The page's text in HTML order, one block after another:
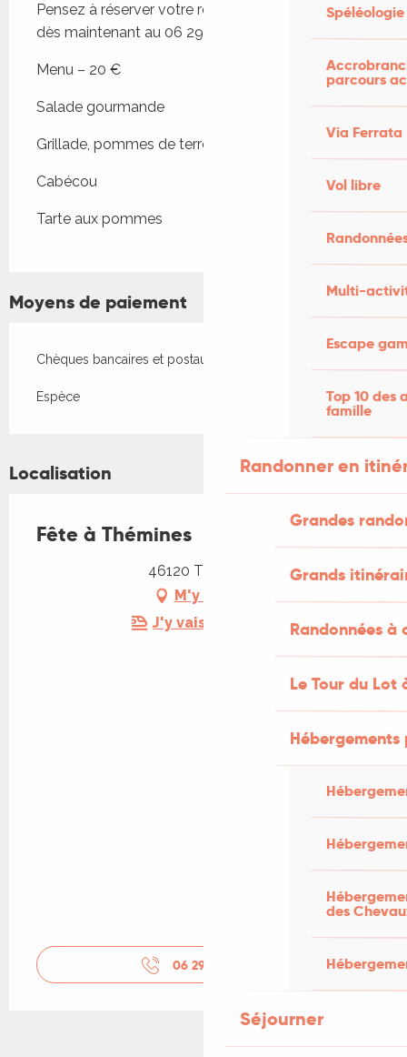
Spéléologie
parcours
Via Ferrata
Vol libre
Multi-
Escape
Top 10 des
famille
Randonner en
Grandes
Grands
Randonnées
Le Tour du Lot
des
Séjourner
Pensez à réserver votre repas du dimanche midi
dès maintenant au 06 29 48 88 02.
Menu – 20 €
Salade gourmande
Grillade, pommes de terre
Cabécou
Tarte aux pommes
Moyens de paiement
Chèques bancaires et postaux
Espèce
Localisation
Fête à Thémines
46120 Thémines
M'y rendre
J'y vais en train !
06 29 48 88